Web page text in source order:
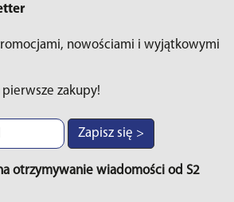
nowościami i wyjątkowymi
pierwsze zakupy!
Zapisz się >
otrzymywanie wiadomości od S2